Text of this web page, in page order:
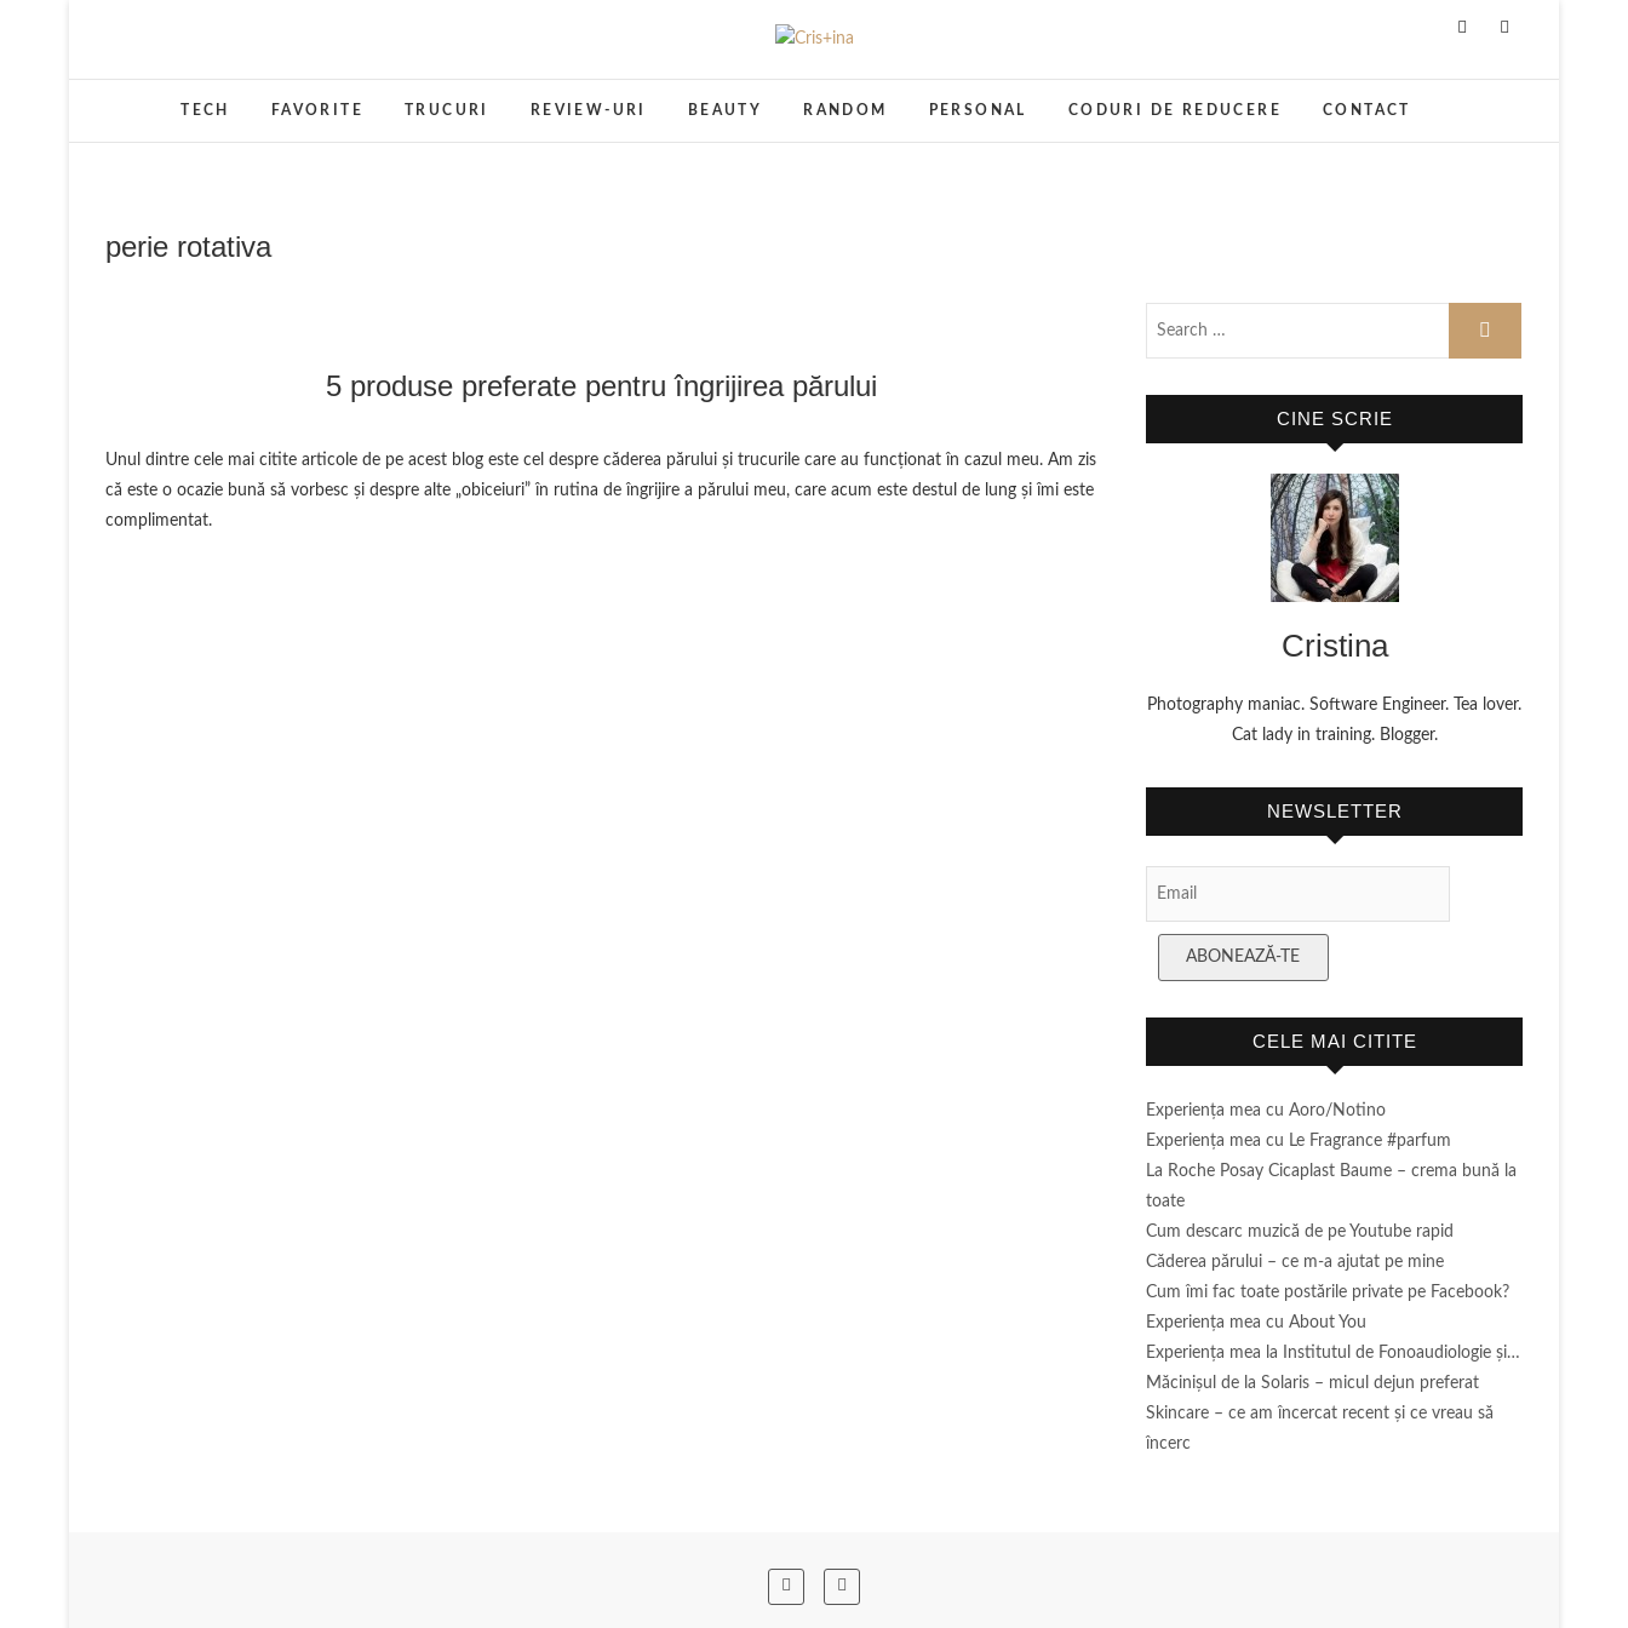
Cris+ina
TECH FAVORITE TRUCURI REVIEW-URI BEAUTY RANDOM PERSONAL CODURI DE REDUCERE CONTACT
perie rotativa
5 produse preferate pentru îngrijirea părului
Unul dintre cele mai citite articole de pe acest blog este cel despre căderea părului şi trucurile care au funcţionat în cazul meu. Am zis
că este o ocazie bună să vorbesc şi despre alte „obiceiuri” în rutina de îngrijire a părului meu, care acum este destul de lung şi îmi este
complimentat.
CINE SCRIE
Cristina
Photography maniac. Software Engineer. Tea lover.
Cat lady in training. Blogger.
NEWSLETTER
ABONEAZĂ-TE
CELE MAI CITITE
Experienţa mea cu Aoro/Notino
Experienţa mea cu Le Fragrance #parfum
La Roche Posay Cicaplast Baume – crema bună la
toate
Cum descarc muzică de pe Youtube rapid
Căderea părului – ce m-a ajutat pe mine
Cum îmi fac toate postările private pe Facebook?
Experiența mea cu About You
Experiența mea la Institutul de Fonoaudiologie și…
Măcinişul de la Solaris – micul dejun preferat
Skincare – ce am încercat recent și ce vreau să
încerc